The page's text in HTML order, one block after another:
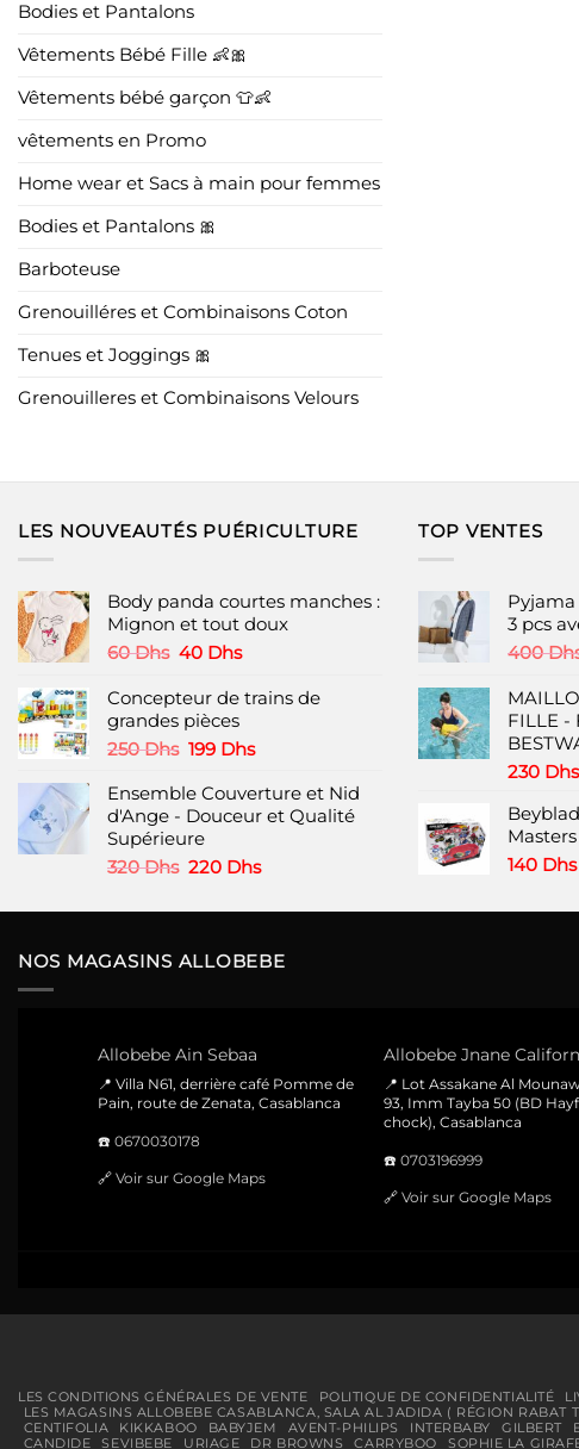
Bodies et Pantalons
Vêtements Bébé Fille 👶🎀
Vêtements bébé garçon 👕👶
vêtements en Promo
Home wear et Sacs à main pour femmes
Bodies et Pantalons 🎀
Barboteuse
Grenouilléres et Combinaisons Coton
Tenues et Joggings 🎀
Grenouilleres et Combinaisons Velours
LES NOUVEAUTÉS PUÉRICULTURE
Body panda courtes manches :
Mignon et tout doux
60Dhs Le
initial
était :
60 Dhs.
40 DhsLe
actuel
40 Dhs.
Concepteur de trains de
grandes pièces
250Dhs Le
initial
était :
250 Dhs.
199 DhsLe
actuel
est :
Ensemble Couverture et Nid
d'Ange - Douceur et Qualité
Supérieure
320Dhs Le
initial
320 Dhs.
220 DhsLe
actuel
220 Dhs.
TOP VENTES
3 pcs
400
FILLE -
230 Dhs
Masters
140 Dhs
NOS MAGASINS ALLOBEBE
Allobebe Ain Sebaa
📍 Villa N61, derrière café Pomme de
Pain, route de Zenata, Casablanca
☎️ 0670030178
🔗 Voir sur Google Maps
Allobebe Jnane
📍 Lot Assakane Al
93, Imm Tayba 50 (BD
chock), Casablanca
☎️ 0703196999
🔗 Voir sur Google Maps
LES CONDITIONS GÉNÉRALES DE VENTE POLITIQUE DE CONFIDENTIALITÉ
LES MAGASINS ALLOBEBE CASABLANCA, SALA AL JADIDA ( RÉGION RABAT
CENTIFOLIA
KIKKABOO BABYJEM AVENT-PHILIPS INTERBABY GILBERT
CANDIDE
SEVIBEBE URIAGE DR BROWNS CARRYBOO SOPHIE LA